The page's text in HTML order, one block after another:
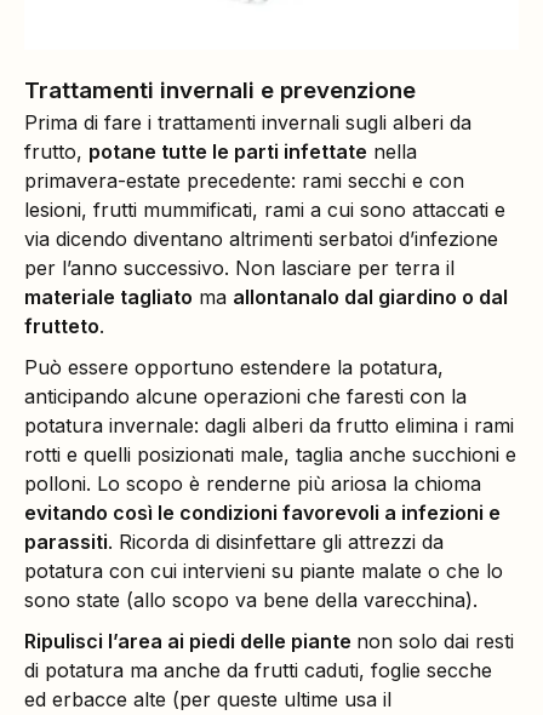
Trattamenti invernali e prevenzione
Prima di fare i trattamenti invernali sugli alberi da
frutto, potane tutte le parti infettate nella
primavera-estate precedente: rami secchi e con
lesioni, frutti mummificati, rami a cui sono attaccati e
via dicendo diventano altrimenti serbatoi d’infezione
per l’anno successivo. Non lasciare per terra il
materiale tagliato ma allontanalo dal giardino o dal
frutteto.
Può essere opportuno estendere la potatura,
anticipando alcune operazioni che faresti con la
potatura invernale: dagli alberi da frutto elimina i rami
rotti e quelli posizionati male, taglia anche succhioni e
polloni. Lo scopo è renderne più ariosa la chioma
evitando così le condizioni favorevoli a infezioni e
parassiti. Ricorda di disinfettare gli attrezzi da
potatura con cui intervieni su piante malate o che lo
sono state (allo scopo va bene della varecchina).
Ripulisci l’area ai piedi delle piante non solo dai resti
di potatura ma anche da frutti caduti, foglie secche
ed erbacce alte (per queste ultime usa il